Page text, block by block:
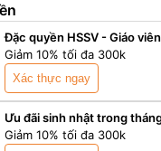
Đặc quyền HSSV - Giáo viên
Giảm 10% tối đa 300k
Xác thực ngay
Ưu đãi sinh nhật trong
Giảm 10% tối đa 300k